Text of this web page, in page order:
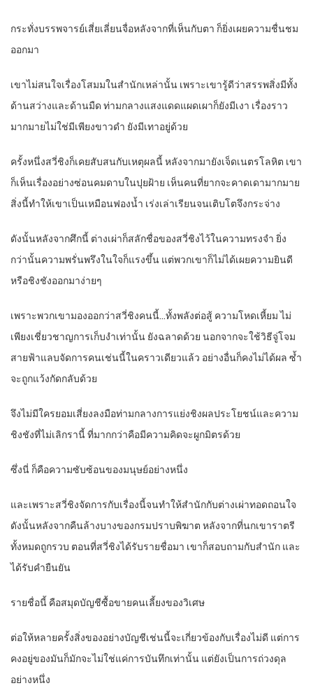
กระทั่งบรรพจารย์เสี่ยเลี่ยนจื่อหลังจากที่เห็นกับตา ก็ยิ่งเผยความชื่นชม
ออกมา
เขาไม่สนใจเรื่องโสมมในสำนักเหล่านั้น เพราะเขารู้ดีว่าสรรพสิ่งมีทั้ง
ด้านสว่างและด้านมืด ท่ามกลางแสงแดดแผดเผาก็ยังมีเงา เรื่องราว
มากมายไม่ใช่มีเพียงขาวดำ ยังมีเทาอยู่ด้วย
ครั้งหนึ่งสวี่ชิงก็เคยสับสนกับเหตุผลนี้ หลังจากมายังเจ็ดเนตรโลหิต เขา
ก็เห็นเรื่องอย่างซ่อนคมดาบในปุยฝ้าย เห็นคนที่ยากจะคาดเดามากมาย
สิ่งนี้ทำให้เขาเป็นเหมือนฟองน้ำ เร่งเล่าเรียนจนเติบโตจึงกระจ่าง
ดังนั้นหลังจากศึกนี้ ต่างเผ่าก็สลักชื่อของสวี่ชิงไว้ในความทรงจำ ยิ่ง
กว่านั้นความพรั่นพรึงในใจก็แรงขึ้น แต่พวกเขาก็ไม่ได้เผยความยินดี
หรือชิงชังออกมาง่ายๆ
เพราะพวกเขามองออกว่าสวี่ชิงคนนี้…ทั้งพลังต่อสู้ ความโหดเหี้ยม ไม่
เพียงเชี่ยวชาญการเก็บงำเท่านั้น ยังฉลาดด้วย นอกจากจะใช้วิธีจู่โจม
สายฟ้าแลบจัดการคนเช่นนี้ในคราวเดียวแล้ว อย่างอื่นก็คงไม่ได้ผล ซ้ำ
จะถูกแว้งกัดกลับด้วย
จึงไม่มีใครยอมเสี่ยงลงมือท่ามกลางการแย่งชิงผลประโยชน์และความ
ชิงชังที่ไม่เลิกรานี้ ที่มากกว่าคือมีความคิดจะผูกมิตรด้วย
ซึ่งนี่ ก็คือความซับซ้อนของมนุษย์อย่างหนึ่ง
และเพราะสวี่ชิงจัดการกับเรื่องนี้จนทำให้สำนักกับต่างเผ่าทอดถอนใจ
ดังนั้นหลังจากคืนล้างบางของกรมปราบพิฆาต หลังจากที่นกเขาราตรี
ทั้งหมดถูกรวบ ตอนที่สวี่ชิงได้รับรายชื่อมา เขาก็สอบถามกับสำนัก และ
ได้รับคำยืนยัน
รายชื่อนี้ คือสมุดบัญชีซื้อขายคนเลี้ยงของวิเศษ
ต่อให้หลายครั้งสิ่งของอย่างบัญชีเช่นนี้จะเกี่ยวข้องกับเรื่องไม่ดี แต่การ
คงอยู่ของมันก็มักจะไม่ใช่แค่การบันทึกเท่านั้น แต่ยังเป็นการถ่วงดุล
อย่างหนึ่ง